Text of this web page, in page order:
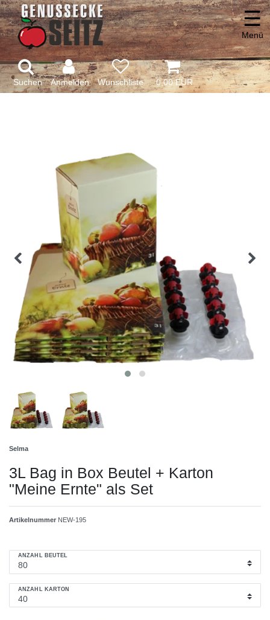
Suchen Anmelden 0,00 EUR
☰
Menü
Selma
3L Bag in Box Beutel + Karton
"Meine Ernte" als Set
Artikelnummer NEW-195
ANZAHL BEUTEL
ANZAHL KARTON